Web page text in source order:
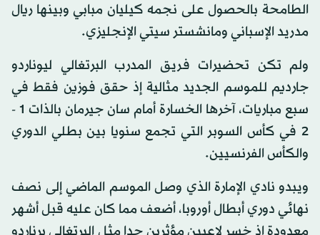
الطامحة بالحصول على نجمه كيليان مبابي وبينها ريال
مدريد الإسباني ومانشستر سيتي الإنجليزي.
ولم تكن تحضيرات فريق المدرب البرتغالي ليوناردو
جارديم للموسم الجديد مثالية إذ حقق فوزين فقط في
سبع مباريات، آخرها الخسارة أمام سان جيرمان بالذات 1 -
2 في كأس السوبر التي تجمع سنويا بين بطلي الدوري
والكأس الفرنسيين.
ويبدو نادي الإمارة الذي وصل الموسم الماضي إلى نصف
نهائي دوري أبطال أوروبا، أضعف مما كان عليه قبل أشهر